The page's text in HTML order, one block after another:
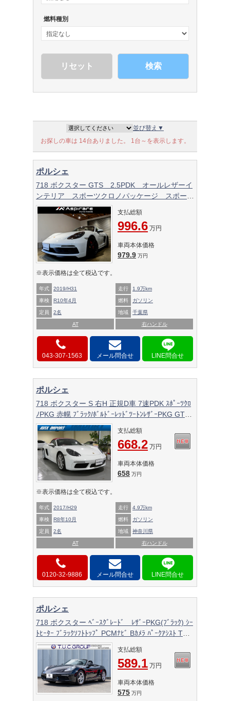
燃料種別
検索
並び替え▼
お探しの車は 14台ありました。 1台～を表示します。
ポルシェ
718 ボクスター GTS 2.5PDK オールレザーイ
ンテリア スポーツクロノパッケージ スポーツ
エグゾースト PASM スポーツシートプラス
PDLSキセノン サイドアシスト ヘッドレスト
エンボス加工 20インチアルミホイール
支払総額
996.6 万円
車両本体価格
979.9 万円
※表示価格は全て税込です。
年式 2019/H31 走行 1.9万km
車検 R10年4月 燃料 ガソリン
定員 2名 地域 千葉県
AT 右ハンドル
043-307-1563 メール問合せ
ポルシェ
718 ボクスター S 右H 正規D車 7速PDK ｽﾎﾟｰﾂｸﾛ
ﾉPKG 赤幌 ﾌﾞﾗｯｸ/ﾎﾞﾙﾄﾞｰﾚｯﾄﾞﾂｰﾄﾝﾚｻﾞｰPKG GTｽ
ﾎﾟｰﾂｽﾃｱﾘﾝｸﾞ ｼｰﾄﾋｰﾀｰ PCMﾅﾋﾞ Bｶﾒﾗ&PAS ｸﾙｺﾝ ﾊﾞ
ｲｷｾﾉﾝHL(PDLS付) 電動格納ﾐﾗｰ PASM 赤ｷｬﾘﾊﾟｰ
純正19ｲﾝﾁAW 禁煙
支払総額
668.2 万円
車両本体価格
658 万円
※表示価格は全て税込です。
年式 2017/H29 走行 4.9万km
車検 R8年10月 燃料 ガソリン
定員 2名 地域 神奈川県
AT 右ハンドル
0120-32-9886 メール問合せ
ポルシェ
718 ボクスター ﾍﾞｰｽｸﾞﾚｰﾄﾞ ﾚｻﾞｰPKG(ﾌﾞﾗｯｸ) ｼｰ
ﾄﾋｰﾀｰ ﾌﾞﾗｯｸｿﾌﾄﾄｯﾌﾟ PCMﾅﾋﾞ Bｶﾒﾗ ﾊﾟｰｸｱｼｽﾄ TPM
ｷｾﾉﾝ 電動ﾄﾞｱﾐﾗｰ ｵｰﾄｴｱｺﾝ ﾎﾞｸｽﾀｰ18ｲﾝﾁAW 2年
支払総額
589.1 万円
車両本体価格
575 万円